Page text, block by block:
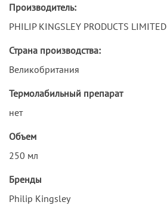
Производитель:
PHILIP KINGSLEY PRODUCTS LIMITED
Страна производства:
Великобритания
Термолабильный препарат
нет
Объем
250 мл
Бренды
Philip Kingsley